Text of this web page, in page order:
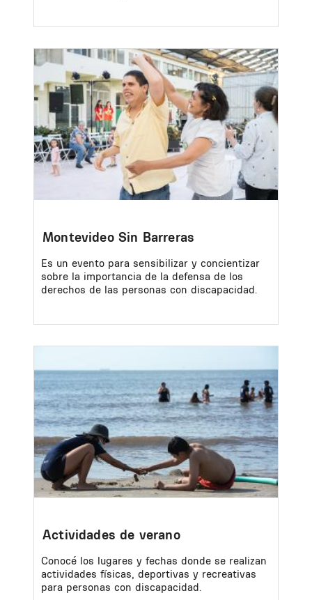
Image
Montevideo Sin Barreras
Es un evento para sensibilizar y concientizar
sobre la importancia de la defensa de los
derechos de las personas con discapacidad.
Actividades de verano
Conocé los lugares y fechas donde se realizan
actividades físicas, deportivas y recreativas
para personas con discapacidad.